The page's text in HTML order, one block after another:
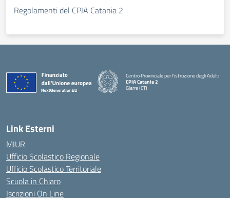
Regolamenti del CPIA Catania 2
Centro Provinciale per l'istruzione degli Adulti
CPIA Catania 2
Giarre (CT)
Link Esterni
MIUR
Ufficio Scolastico Regionale
Ufficio Scolastico Territoriale
Scuola in Chiaro
Iscrizioni On Line